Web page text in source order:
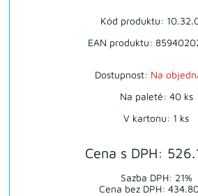
Cena s DPH:
Sazba DPH: 21%
Cena bez DPH:
Kód produktu:
EAN produktu:
Dostupnost: Na
Na paletě: 40 ks
V kartonu: 1 ks